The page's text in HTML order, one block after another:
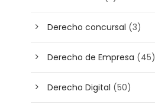
Derecho concursal (3)
Derecho de Empresa (45)
Derecho Digital (50)